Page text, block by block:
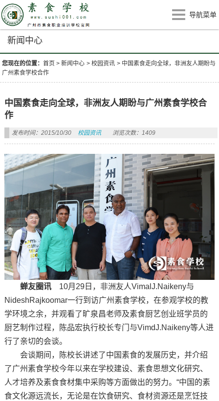
导航菜单
新闻中心
您现在的位置：首页 >新闻中心 >校园资讯 > 中国素食走向全球，非洲友人期盼与
广州素食学校合作
中国素食走向全球，非洲友人期盼与广州素食学校合
作
发布时间：2015/10/30 校园资讯 浏览次数：1409
蝉友圈讯10月29日，非洲友人VimalJ.Naikeny与
NideshRajkoomar一行到访广州素食学校，在参观学校的教
学环境之余，并观看了旷泉昌老师及素食厨艺创业班学员的
厨艺制作过程，陈品宏执行校长专门与VimdJ.Naikeny等人进
行了亲切的会谈。
会谈期间，陈校长讲述了中国素食的发展历史，并介绍
了广州素食学校今年以来在学校建设、素食思想文化研究、
人才培养及素食食材集中采购等方面做出的努力。“中国的素
食文化源远流长，无论是在饮食研究、食材资源还是烹饪技